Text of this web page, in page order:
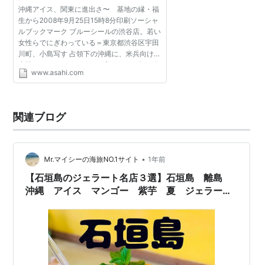
沖縄アイス、関東に進出さ〜 基地の縁・福
生から2008年9月25日15時8分印刷ソーシャ
ルブックマーク ブルーシールの渋谷店。若い
女性らでにぎわっている＝東京都渋谷区宇田
川町、小島写す 占領下の沖縄に、米兵向けに
上陸したアイスクリームの店が、６０年を経
て首都圏に広がっている。名前はブルーシー
www.asahi.com
関連ブログ
Mr.マイシーの海旅NO.1サイト • 1年前
【石垣島のジェラート名店３選】石垣島 離島
沖縄 アイス マンゴー 紫芋 夏 ジェラー
ルメ旅 旅行